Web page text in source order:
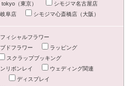
（東京）
シモジマ名古屋店
阜店
シモジマ心斎橋店（大阪）
ィシャルフラワー
ドフラワー
ラッピング
スクラップブッキング
リボンレイ
ウェディング関連
ディスプレイ